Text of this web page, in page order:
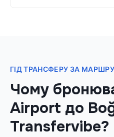
ГІД ТРАНСФЕРУ ЗА
Чому
Airport до
Transfervibe?